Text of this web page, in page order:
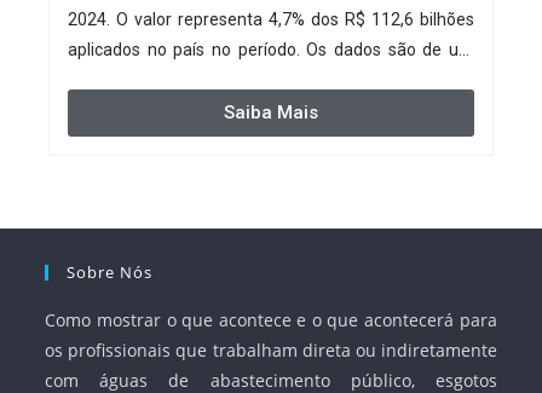
2024. O valor representa 4,7% dos R$ 112,6 bilhões
aplicados no país no período. Os dados são de um
Saiba Mais
Sobre Nós
Como mostrar o que acontece e o que acontecerá para
os profissionais que trabalham direta ou indiretamente
com águas de abastecimento público, esgotos